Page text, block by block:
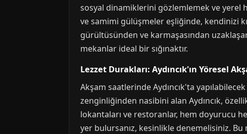
sosyal dinamiklerini gözlemlemek ve yerel
ve samimi gülüşmeler eşliğinde, kendinizi
gürültüsünden ve karmaşasından
mekanlar ideal bir sığınaktır.
Lezzet Durakları: Aydıncık'ın Yöresel
Akşam saatlerinde Aydıncık'ta
zenginliğinden nasibini alan Aydıncık,
lokantaları ve restoranlar, hem doyurucu
yer bulursanız, kesinlikle denemelisiniz.